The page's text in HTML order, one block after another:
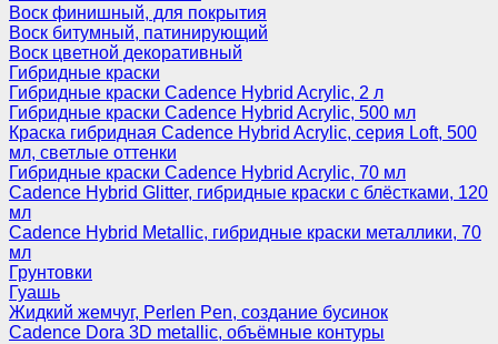
Воск финишный, для покрытия
Воск битумный, патинирующий
Воск цветной декоративный
Гибридные краски
Гибридные краски Cadence Hybrid Acrylic, 2 л
Гибридные краски Cadence Hybrid Acrylic, 500 мл
Краска гибридная Cadence Hybrid Acrylic, серия Loft, 500
мл, светлые оттенки
Гибридные краски Cadence Hybrid Acrylic, 70 мл
Cadence Hybrid Glitter, гибридные краски с блёстками, 120
мл
Cadence Hybrid Metallic, гибридные краски металлики, 70
мл
Грунтовки
Гуашь
Жидкий жемчуг, Perlen Pen, создание бусинок
Cadence Dora 3D metallic, объёмные контуры